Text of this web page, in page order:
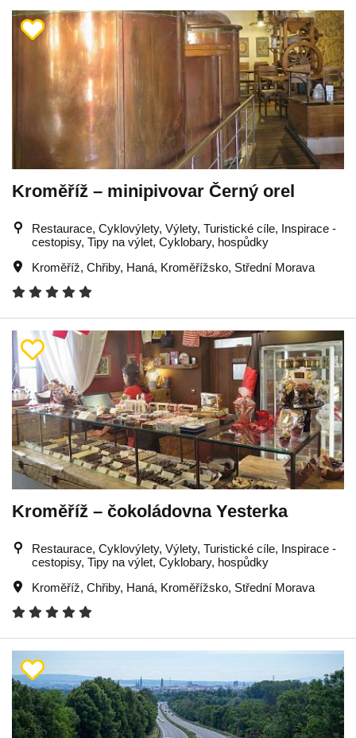
Kroměříž – minipivovar Černý orel
Restaurace, Cyklovýlety, Výlety, Turistické cíle, Inspirace -
cestopisy, Tipy na výlet, Cyklobary, hospůdky
Kroměříž, Chřiby, Haná, Kroměřížsko, Střední Morava
Kroměříž – čokoládovna Yesterka
Restaurace, Cyklovýlety, Výlety, Turistické cíle, Inspirace -
cestopisy, Tipy na výlet, Cyklobary, hospůdky
Kroměříž, Chřiby, Haná, Kroměřížsko, Střední Morava